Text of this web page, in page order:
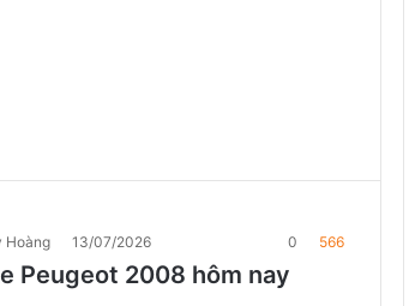
Hoàng 13/07/2026 0 566
Peugeot 2008 hôm nay